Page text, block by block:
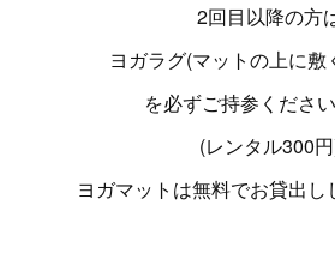
2回目以降の方
ヨガラグ(マットの上に敷
を必ずご持参ください
(レンタル300
ヨガマットは無料でお貸出し